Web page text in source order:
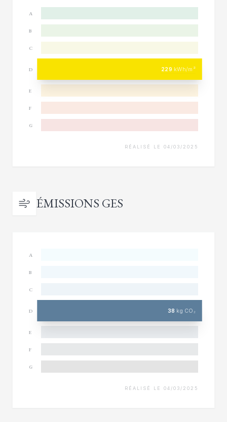
A
B
C
D 229 kWh/m²
E
F
G
RÉALISÉ LE 04/03/2025
ÉMISSIONS GES
A
B
C
D 38 kg CO₂
E
F
G
RÉALISÉ LE 04/03/2025